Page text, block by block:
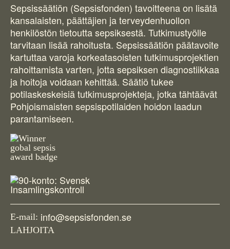
Sepsissäätiön (Sepsisfonden) tavoitteena on lisätä
kansalaisten, päättäjien ja terveydenhuollon
henkilöstön tietoutta sepsiksestä. Tutkimustyölle
tarvitaan lisää rahoitusta. Sepsissäätiön päätavoite
kartuttaa varoja korkeatasoisten tutkimusprojektien
rahoittamista varten, jotta sepsiksen diagnostiikkaa
ja hoitoja voidaan kehittää. Säätiö tukee
potilaskeskeisiä tutkimusprojekteja, jotka tähtäävät
Pohjoismaisten sepsispotilaiden hoidon laadun
parantamiseen.
E-mail: info@sepsisfonden.se
LAHJOITA